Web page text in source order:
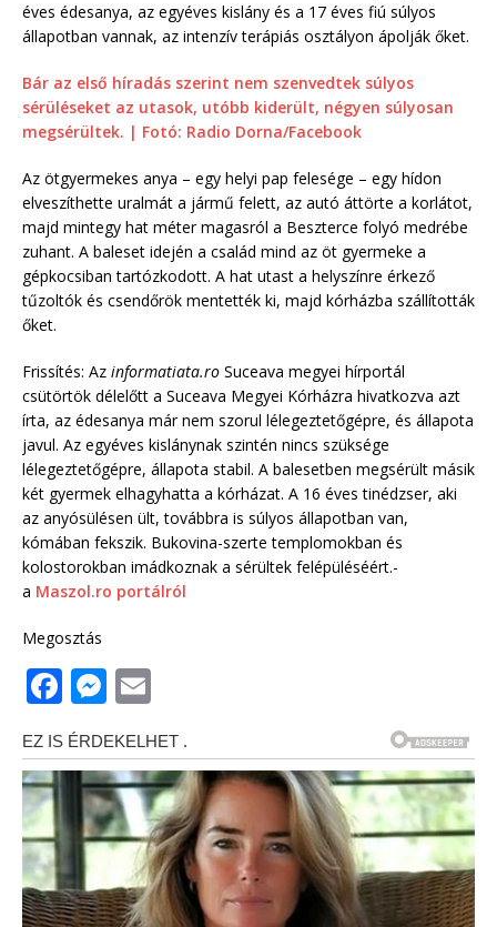
éves édesanya, az egyéves kislány és a 17 éves fiú súlyos
állapotban vannak, az intenzív terápiás osztályon ápolják őket.
Bár az első híradás szerint nem szenvedtek súlyos
sérüléseket az utasok, utóbb kiderült, négyen súlyosan
megsérültek. | Fotó: Radio Dorna/Facebook
Az ötgyermekes anya – egy helyi pap felesége – egy hídon
elveszíthette uralmát a jármű felett, az autó áttörte a korlátot,
majd mintegy hat méter magasról a Beszterce folyó medrébe
zuhant. A baleset idején a család mind az öt gyermeke a
gépkocsiban tartózkodott. A hat utast a helyszínre érkező
tűzoltók és csendőrök mentették ki, majd kórházba szállították
őket.
Frissítés: Az informatiata.ro Suceava megyei hírportál
csütörtök délelőtt a Suceava Megyei Kórházra hivatkozva azt
írta, az édesanya már nem szorul lélegeztetőgépre, és állapota
javul. Az egyéves kislánynak szintén nincs szüksége
lélegeztetőgépre, állapota stabil. A balesetben megsérült másik
két gyermek elhagyhatta a kórházat. A 16 éves tinédzser, aki
az anyósülésen ült, továbbra is súlyos állapotban van,
kómában fekszik. Bukovina-szerte templomokban és
kolostorokban imádkoznak a sérültek felépüléséért.-
a Maszol.ro portálról
Megosztás
F
a
c
e
b
o
o
M
ss
e
n
g
e
ai
l